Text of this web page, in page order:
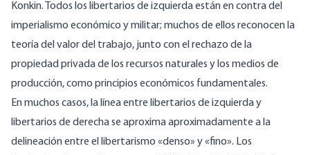
Konkin. Todos los libertarios de izquierda están en contra del
imperialismo económico y militar; muchos de ellos reconocen la
teoría del valor del trabajo, junto con el rechazo de la
propiedad privada de los recursos naturales y los medios de
producción, como principios económicos fundamentales.
En muchos casos, la línea entre libertarios de izquierda y
libertarios de derecha se aproxima aproximadamente a la
delineación entre el libertarismo «denso» y «fino». Los